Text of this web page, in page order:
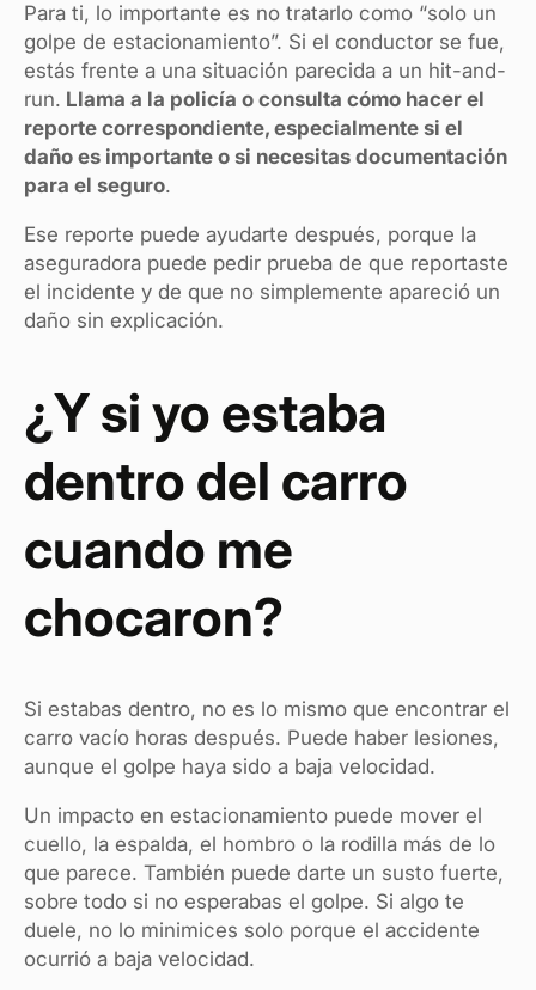
Para ti, lo importante es no tratarlo como “solo un
golpe de estacionamiento”. Si el conductor se fue,
estás frente a una situación parecida a un hit-and-
run. Llama a la policía o consulta cómo hacer el
reporte correspondiente, especialmente si el
daño es importante o si necesitas documentación
para el seguro.
Ese reporte puede ayudarte después, porque la
aseguradora puede pedir prueba de que reportaste
el incidente y de que no simplemente apareció un
daño sin explicación.
¿Y si yo estaba
dentro del carro
cuando me
chocaron?
Si estabas dentro, no es lo mismo que encontrar el
carro vacío horas después. Puede haber lesiones,
aunque el golpe haya sido a baja velocidad.
Un impacto en estacionamiento puede mover el
cuello, la espalda, el hombro o la rodilla más de lo
que parece. También puede darte un susto fuerte,
sobre todo si no esperabas el golpe. Si algo te
duele, no lo minimices solo porque el accidente
ocurrió a baja velocidad.